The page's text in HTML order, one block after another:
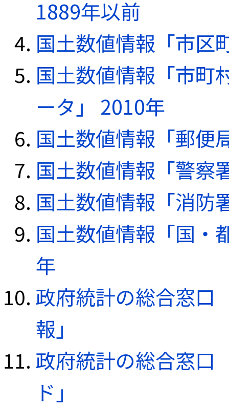
1889年以前
国土数値情報「市区
国土数値情報「市町
ータ」 2010年
国土数値情報「郵便
国土数値情報「警察
国土数値情報「消防
国土数値情報「国・
年
政府統計の総合窓口
報」
政府統計の総合窓口
ド」